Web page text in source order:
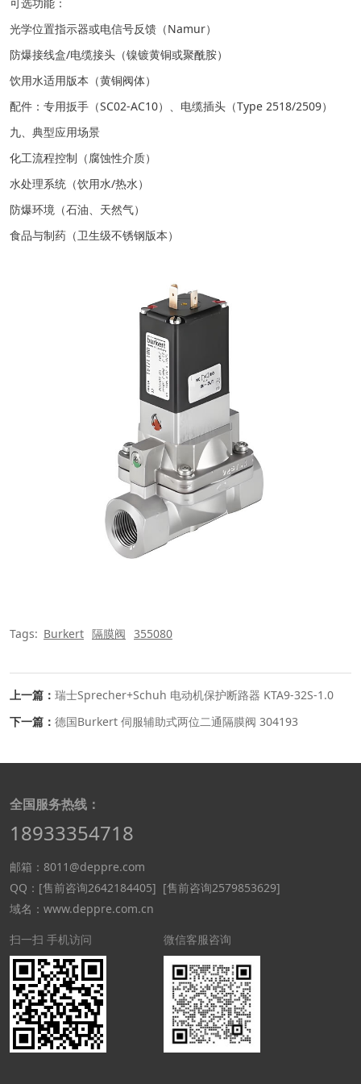
光学位置指示器或电信号反馈（Namur）
防爆接线盒/电缆接头（镍镀黄铜或聚酰胺）
饮用水适用版本（黄铜阀体）
配件：专用扳手（SC02-AC10）、电缆插头（Type 2518/2509）
九、典型应用场景
化工流程控制（腐蚀性介质）
水处理系统（饮用水/热水）
防爆环境（石油、天然气）
食品与制药（卫生级不锈钢版本）
Tags: Burkert 隔膜阀 355080
上一篇： 瑞士Sprecher+Schuh 电动机保护断路器 KTA9-32S-1.0
下一篇： 德国Burkert 伺服辅助式两位二通隔膜阀 304193
全国服务热线：
18933354718
邮箱：8011@deppre.com
QQ： [售前咨询2642184405] [售前咨询2579853629]
域名：www.deppre.com.cn
扫一扫 手机访问
微信客服咨询